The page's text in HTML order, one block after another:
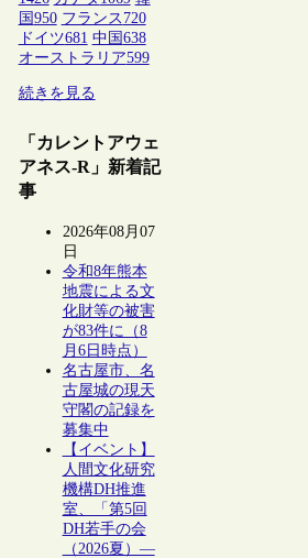
国 950 フランス 720
ドイツ681 中国 638
オーストラリア599
続きを見る
「カレントアウェ
アネス-R」新着記
事
2026年08月07
日
令和8年熊本
地震による文
化財等の被害
が83件に（8
月6日時点）
名古屋市、名
古屋城の現天
守閣の記録を
募集中
【イベント】
人間文化研究
機構DH推進
室、「第5回
DH若手の会
（2026夏）―